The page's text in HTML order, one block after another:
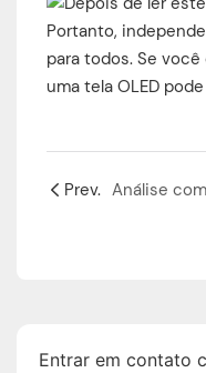
Portanto,
para todos. Se
uma tela OLED
Prev.
Entrar em contato